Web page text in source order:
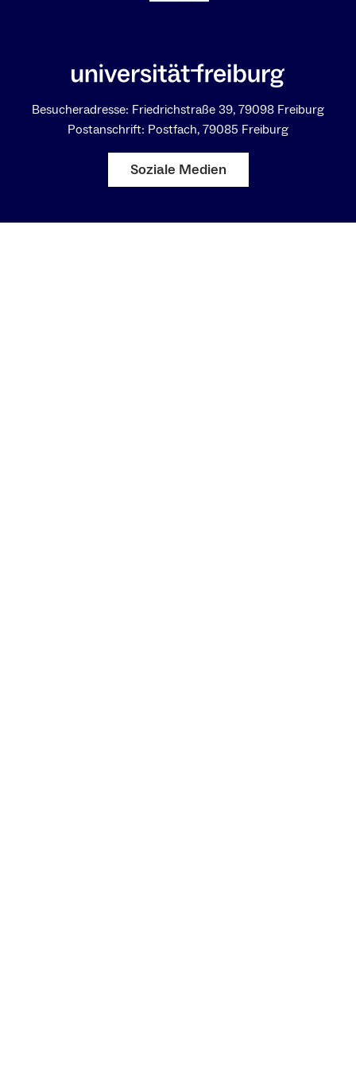
Besucheradresse: Friedrichstraße 39, 79098 Freiburg
Postanschrift: Postfach, 79085 Freiburg
Soziale Medien